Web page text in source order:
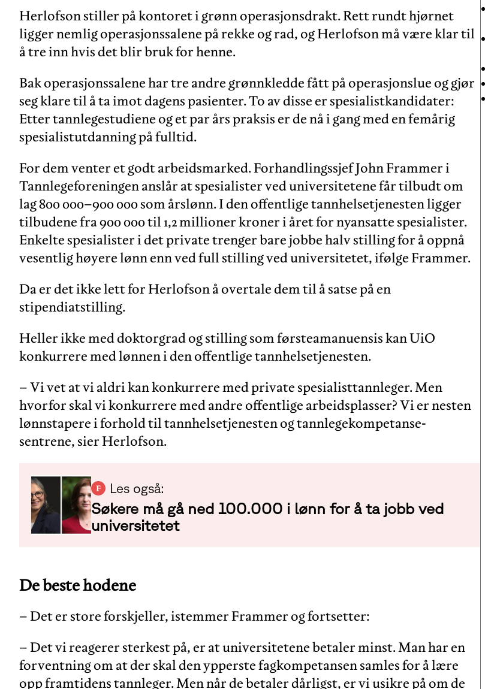
Herlofson stiller på kontoret i grønn operasjonsdrakt. Rett rundt hjørnet
ligger nemlig operasjonssalene på rekke og rad, og Herlofson må være klar til
å tre inn hvis det blir bruk for henne.
Bak operasjonssalene har tre andre grønnkledde fått på operasjonslue og gjør
seg klare til å ta imot dagens pasienter. To av disse er spesialistkandidater:
Etter tannlegestudiene og et par års praksis er de nå i gang med en femårig
spesialistutdanning på fulltid.
For dem venter et godt arbeidsmarked. Forhandlingssjef John Frammer i
Tannlegeforeningen anslår at spesialister ved universitetene får tilbudt om
lag 800 000–900 000 som årslønn. I den offentlige tannhelsetjenesten ligger
tilbudene fra 900 000 til 1,2 millioner kroner i året for nyansatte spesialister.
Enkelte spesialister i det private trenger bare jobbe halv stilling for å oppnå
vesentlig høyere lønn enn ved full stilling ved universitetet, ifølge Frammer.
Da er det ikke lett for Herlofson å overtale dem til å satse på en
stipendiatstilling.
Heller ikke med doktorgrad og stilling som førsteamanuensis kan UiO
konkurrere med lønnen i den offentlige tannhelsetjenesten.
– Vi vet at vi aldri kan konkurrere med private spesialisttannleger. Men
hvorfor skal vi konkurrere med andre offentlige arbeidsplasser? Vi er nesten
lønnstapere i forhold til tannhelsetjenesten og tannlegekompetanse-
sentrene, sier Herlofson.
Les også:
Søkere må gå ned 100.000 i lønn for å ta jobb ved
universitetet
De beste hodene
– Det er store forskjeller, istemmer Frammer og fortsetter:
– Det vi reagerer sterkest på, er at universitetene betaler minst. Man har en
forventning om at der skal den ypperste fagkompetansen samles for å lære
opp framtidens tannleger. Men når de betaler dårligst, er vi usikre på om de